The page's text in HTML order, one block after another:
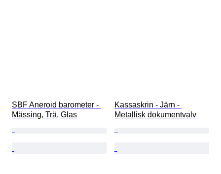
SBF Aneroid barometer -
Mässing, Trä, Glas
Kassaskrin - Järn -
Metallisk dokumentvalv